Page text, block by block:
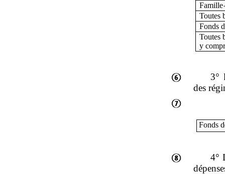
Famille
Toutes
Fonds
Toutes
y
3°
des
Fonds
4°